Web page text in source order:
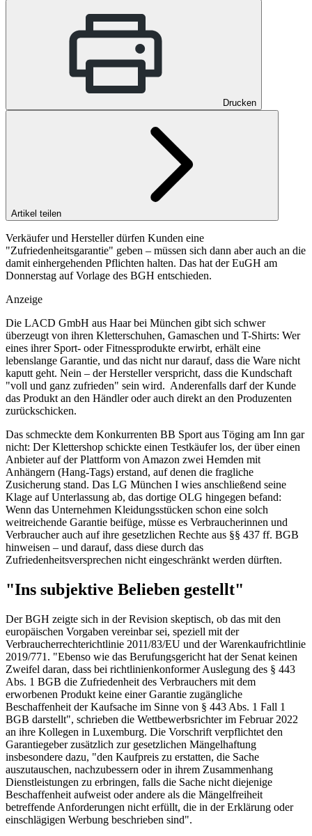
Drucken
Artikel teilen
Verkäufer und Hersteller dürfen Kunden eine
"Zufriedenheitsgarantie" geben – müssen sich dann aber auch an die
damit einhergehenden Pflichten halten. Das hat der EuGH am
Donnerstag auf Vorlage des BGH entschieden.
Anzeige
Die LACD GmbH aus Haar bei München gibt sich schwer
überzeugt von ihren Kletterschuhen, Gamaschen und T-Shirts: Wer
eines ihrer Sport- oder Fitnessprodukte erwirbt, erhält eine
lebenslange Garantie, und das nicht nur darauf, dass die Ware nicht
kaputt geht. Nein – der Hersteller verspricht, dass die Kundschaft
"voll und ganz zufrieden" sein wird. Anderenfalls darf der Kunde
das Produkt an den Händler oder auch direkt an den Produzenten
zurückschicken.
Das schmeckte dem Konkurrenten BB Sport aus Töging am Inn gar
nicht: Der Klettershop schickte einen Testkäufer los, der über einen
Anbieter auf der Plattform von Amazon zwei Hemden mit
Anhängern (Hang-Tags) erstand, auf denen die fragliche
Zusicherung stand. Das LG München I wies anschließend seine
Klage auf Unterlassung ab, das dortige OLG hingegen befand:
Wenn das Unternehmen Kleidungsstücken schon eine solch
weitreichende Garantie beifüge, müsse es Verbraucherinnen und
Verbraucher auch auf ihre gesetzlichen Rechte aus §§ 437 ff. BGB
hinweisen – und darauf, dass diese durch das
Zufriedenheitsversprechen nicht eingeschränkt werden dürften.
"Ins subjektive Belieben gestellt"
Der BGH zeigte sich in der Revision skeptisch, ob das mit den
europäischen Vorgaben vereinbar sei, speziell mit der
Verbraucherrechterichtlinie 2011/83/EU und der Warenkaufrichtlinie
2019/771. "Ebenso wie das Berufungsgericht hat der Senat keinen
Zweifel daran, dass bei richtlinienkonformer Auslegung des § 443
Abs. 1 BGB die Zufriedenheit des Verbrauchers mit dem
erworbenen Produkt keine einer Garantie zugängliche
Beschaffenheit der Kaufsache im Sinne von § 443 Abs. 1 Fall 1
BGB darstellt", schrieben die Wettbewerbsrichter im Februar 2022
an ihre Kollegen in Luxemburg. Die Vorschrift verpflichtet den
Garantiegeber zusätzlich zur gesetzlichen Mängelhaftung
insbesondere dazu, "den Kaufpreis zu erstatten, die Sache
auszutauschen, nachzubessern oder in ihrem Zusammenhang
Dienstleistungen zu erbringen, falls die Sache nicht diejenige
Beschaffenheit aufweist oder andere als die Mängelfreiheit
betreffende Anforderungen nicht erfüllt, die in der Erklärung oder
einschlägigen Werbung beschrieben sind".